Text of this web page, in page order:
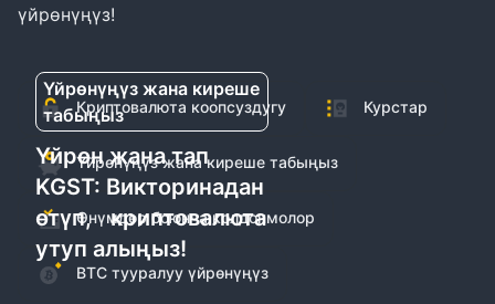
үйрөнүңүз!
Үйрөнүңүз жана киреше
табыңыз
Үйрөн жана тап
KGST: Викторинадан
өтүп, криптовалюта
утуп алыңыз!
Криптовалюта коопсуздугу Курстар
Үйрөнүңүз жана киреше табыңыз
Өнүмдөр боюнча колдонмолор
BTC тууралуу үйрөнүңүз